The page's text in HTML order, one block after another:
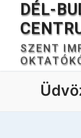
Ugrás
tartalomra
DÉL-
SZENT